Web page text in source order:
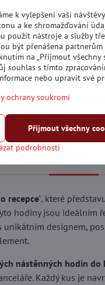
recepce', které
hodiny jsou ideálním
designem,
nástěnných hodin do
Každý kus je
s vaší adresou (32 cm)
adresou a logem
k vylepšení vaší
a ke shromažďování
použít nástroje a služby
být přenášena partnerům
na „Přijmout všechny
souhlas s tímto
nebo upravit své
ochrany soukromí
podrobnosti
Přijmout všechny